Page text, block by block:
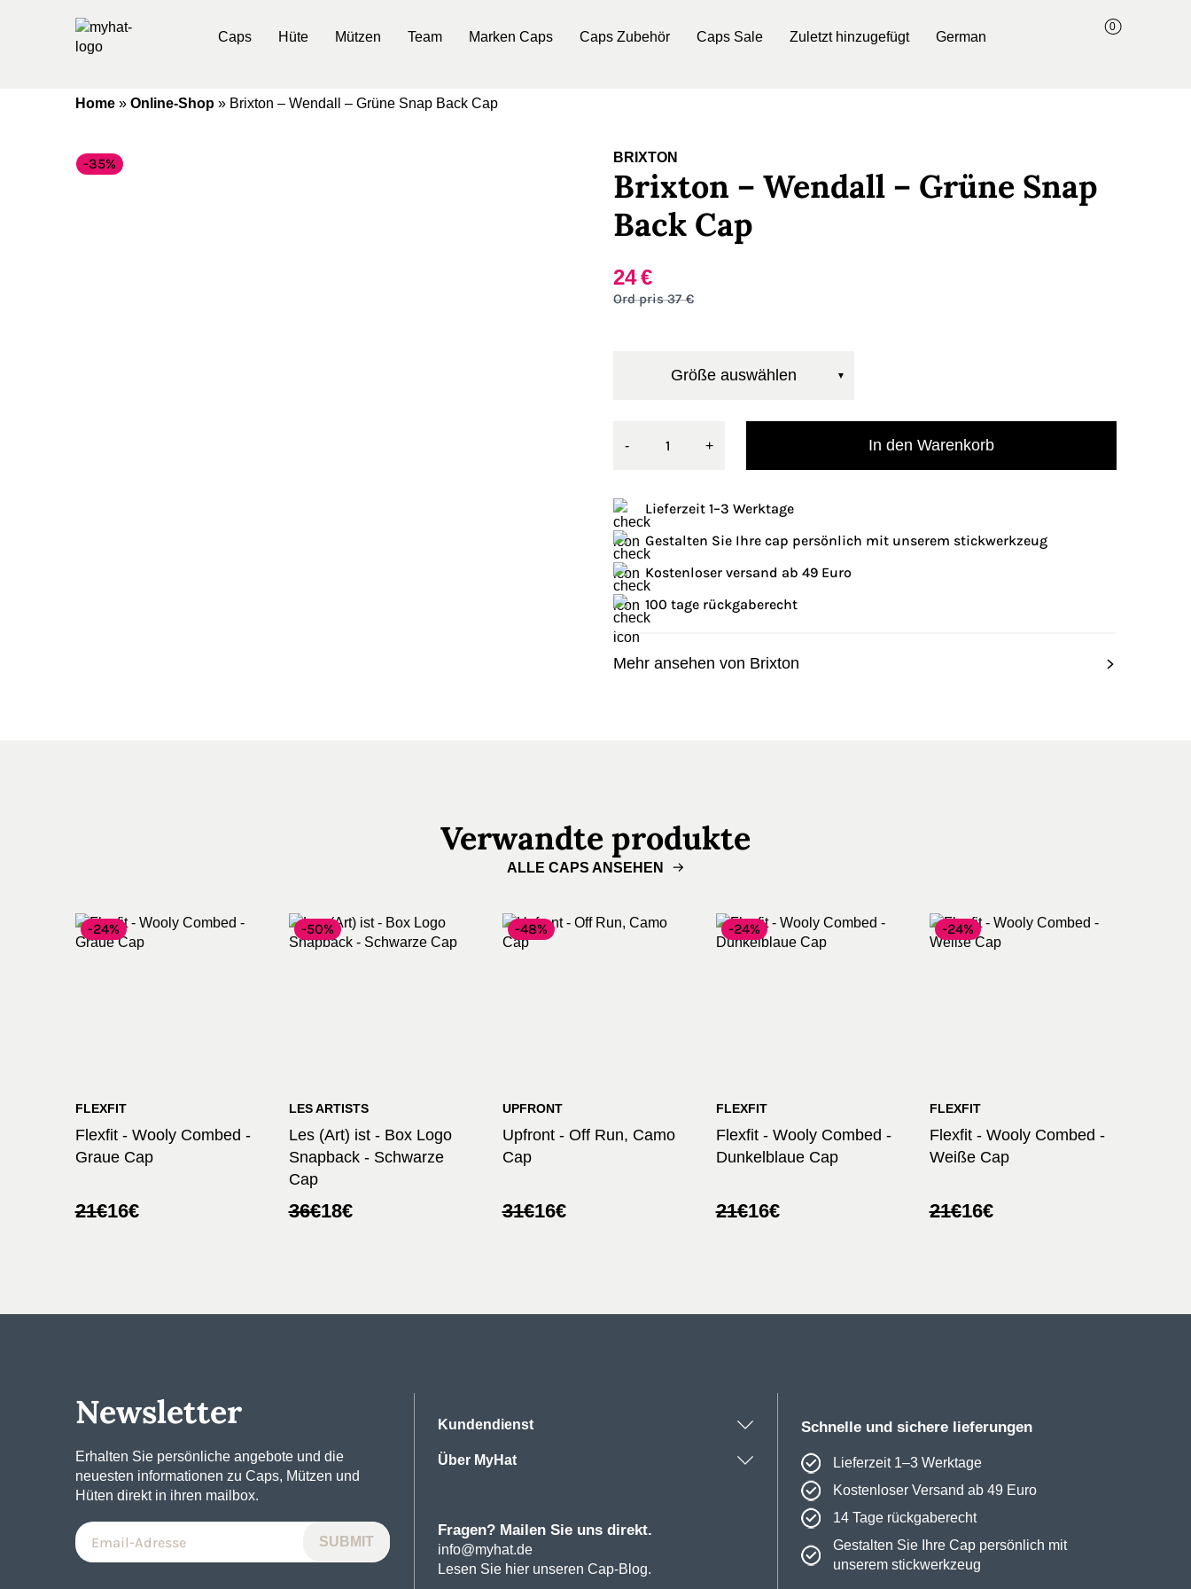
Caps Hüte Mützen Team Marken Caps Caps Zubehör Caps Sale Zuletzt hinzugefügt German
0
Home» Online-Shop» Brixton – Wendall – Grüne Snap Back Cap
-35% BRIXTON
Brixton – Wendall – Grüne Snap
Back Cap
37 €
Ursprünglicher
Preis
24€
Aktueller
Preis
Größe auswählen
- + In den Warenkorb
Lieferzeit 1–3 Werktage
Gestalten Sie Ihre cap persönlich mit unserem stickwerkzeug
Kostenloser versand ab 49 Euro
100 tage rückgaberecht
Mehr ansehen von Brixton
Verwandte produkte
ALLE CAPS ANSEHEN
-24%
FLEXFIT
Flexfit - Wooly Combed -
Graue Cap
21€
Ursprünglicher
16€
Aktueller
-50%
LES ARTISTS
Les (Art) ist - Box Logo
Snapback - Schwarze
Cap
36€
Ursprünglicher
18€
Aktueller
-48%
UPFRONT
Upfront - Off Run, Camo
Cap
31€
Ursprünglicher
16€
Aktueller
-24%
FLEXFIT
Flexfit - Wooly Combed -
Dunkelblaue Cap
21€
Ursprünglicher
16€
Aktueller
-24%
FLEXFIT
Flexfit - Wooly Combed -
Weiße Cap
21€
Ursprünglicher
16€
Aktueller
Newsletter
Erhalten Sie persönliche angebote und die
neuesten informationen zu Caps, Mützen und
Hüten direkt in ihren mailbox.
Kundendienst
Über MyHat
Fragen? Mailen Sie uns direkt.
info@myhat.de
Lesen Sie hier unseren Cap-Blog.
Schnelle und sichere lieferungen
Lieferzeit 1–3 Werktage
Kostenloser Versand ab 49 Euro
14 Tage rückgaberecht
Gestalten Sie Ihre Cap persönlich mit
unserem stickwerkzeug